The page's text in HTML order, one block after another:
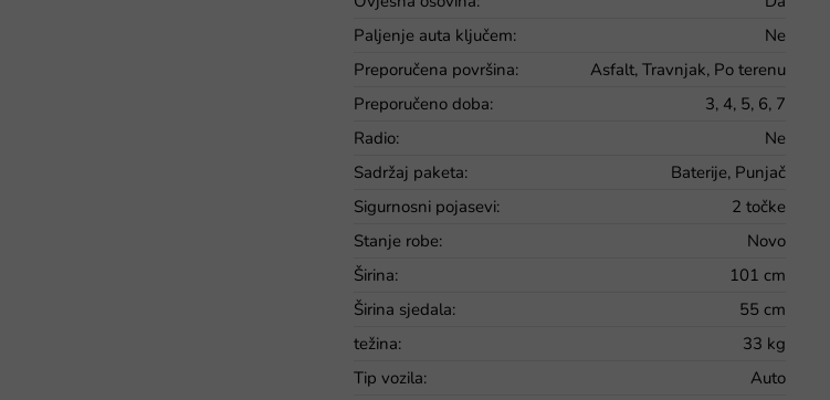
Paljenje auta ključem:
Ne
Preporučena površina:
Asfalt, Travnjak, Po terenu
Preporučeno doba:
3, 4, 5, 6, 7
Radio:
Ne
Sadržaj paketa:
Baterije, Punjač
Sigurnosni pojasevi:
2 točke
Stanje robe:
Novo
Širina:
101 cm
Širina sjedala:
55 cm
težina:
33 kg
Tip vozila:
Auto